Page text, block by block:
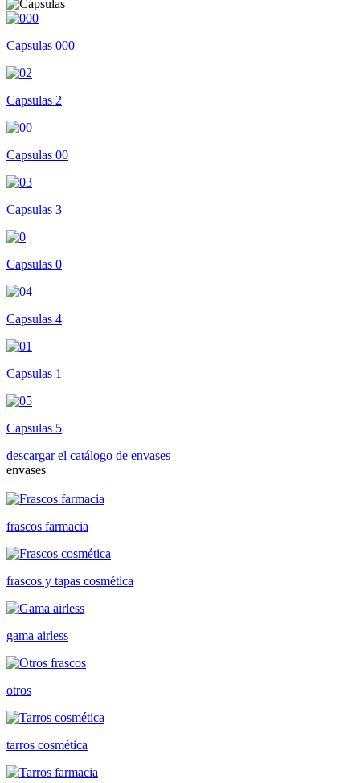
Capsulas 000
Capsulas 2
Capsulas 00
Capsulas 3
Capsulas 0
Capsulas 4
Capsulas 1
Capsulas 5
descargar el catálogo de envases
envases
frascos farmacia
frascos y tapas cosmética
gama airless
otros
tarros cosmética